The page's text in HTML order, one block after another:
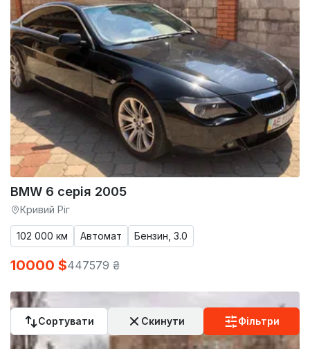
BMW 6 серія 2005
Кривий Ріг
102 000 км Автомат Бензин, 3.0
10000 $447579 ₴
Сортувати Скинути Фільтри